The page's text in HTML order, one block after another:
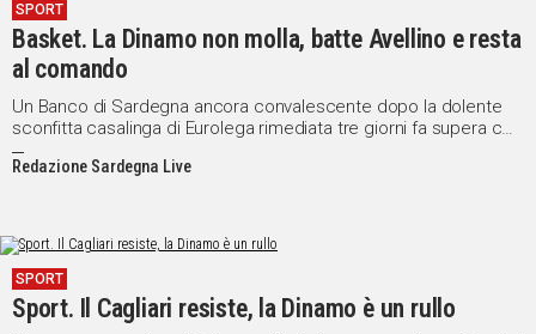
SPORT
Basket. La Dinamo non molla, batte Avellino e resta
al comando
Un Banco di Sardegna ancora convalescente dopo la dolente
sconfitta casalinga di Eurolega rimediata tre giorni fa supera con
grandissima fatica la Sidigas Avellino per 81-75 e resta in vetta
alla classifica della regular season. Avellino parte bene e in
Redazione Sardegna Live
SPORT
Sport. Il Cagliari resiste, la Dinamo è un rullo